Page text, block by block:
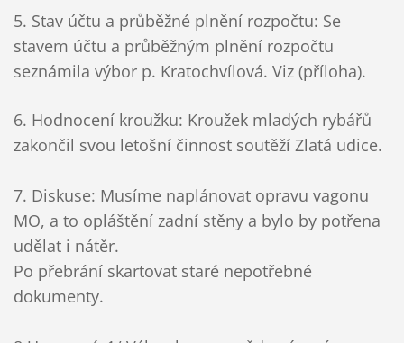
5. Stav účtu a průběžné plnění rozpočtu: Se
stavem účtu a průběžným plnění rozpočtu
seznámila výbor p. Kratochvílová. Viz (příloha).
6. Hodnocení kroužku: Kroužek mladých rybářů
zakončil svou letošní činnost soutěží Zlatá udice.
7. Diskuse: Musíme naplánovat opravu vagonu
MO, a to opláštění zadní stěny a bylo by potřena
udělat i nátěr.
Po přebrání skartovat staré nepotřebné
dokumenty.